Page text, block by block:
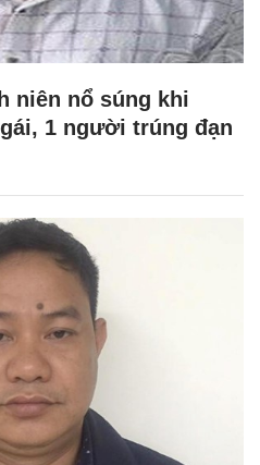
niên nổ súng khi
1 người trúng đạn